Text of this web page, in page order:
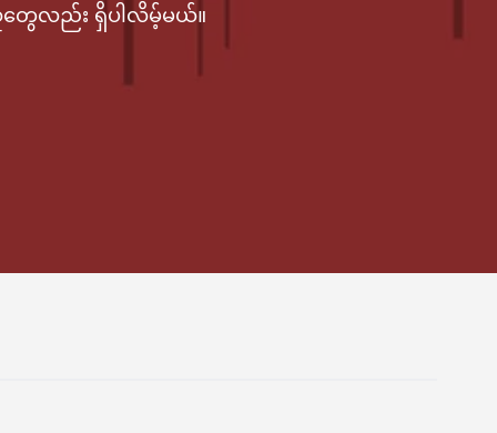
တွေလည်း ရှိပါလိမ့်မယ်။